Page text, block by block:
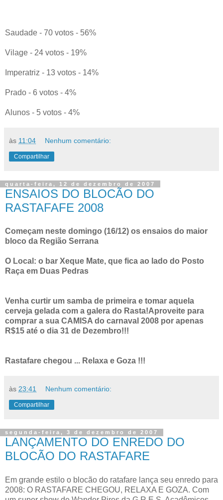
Saudade - 70 votos - 56%
Vilage - 24 votos - 19%
Imperatriz - 13 votos - 14%
Prado - 6 votos - 4%
Alunos - 5 votos - 4%
às 11:04 Nenhum comentário:
Compartilhar
quarta-feira, 12 de dezembro de 2007
ENSAIOS DO BLOCÃO DO
RASTAFAFE 2008
Começam neste domingo (16/12) os ensaios do maior
bloco da Região Serrana
O Local: o bar Xeque Mate, que fica ao lado do Posto
Raça em Duas Pedras
Venha curtir um samba de primeira e tomar aquela
cerveja gelada com a galera do Rasta!Aproveite para
comprar a sua CAMISA do carnaval 2008 por apenas
R$15 até o dia 31 de Dezembro!!!
Rastafare chegou ... Relaxa e Goza !!!
às 23:41 Nenhum comentário:
Compartilhar
segunda-feira, 3 de dezembro de 2007
LANÇAMENTO DO ENREDO DO
BLOCÃO DO RASTAFARE
Em grande estilo o blocão do ratafare lança seu enredo para
2008: O RASTAFARE CHEGOU, RELAXA E GOZA. Com